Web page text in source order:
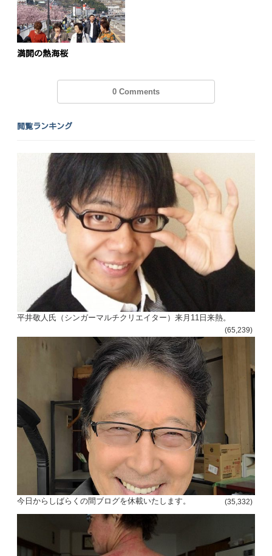
満開の熱海桜
0 Comments
閲覧ランキング
平井敬人氏（シンガーマルチクリエイター）来月11日来熱。
(65,239)
今日からしばらくの間ブログを休載いたします。 (35,332)